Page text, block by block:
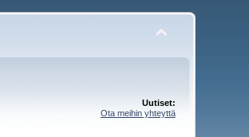
Uutiset:
Ota meihin yhteyttä